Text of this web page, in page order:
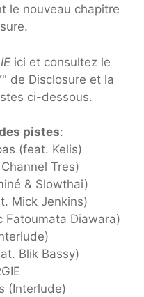
le nouveau chapitre
ici et consultez le
de Disclosure et la
ci-dessous.
pistes:
(feat. Kelis)
Tres)
& Slowthai)
Mick Jenkins)
Fatoumata Diawara)
Blik Bassy)
(Interlude)